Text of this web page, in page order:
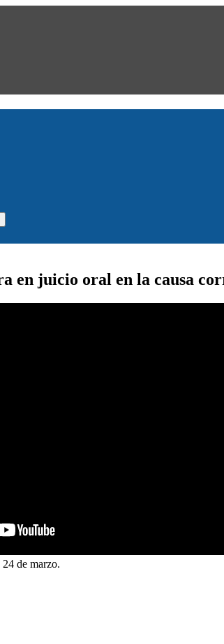
en juicio oral en la causa
de marzo.